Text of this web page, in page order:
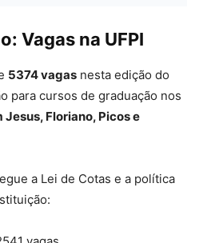
Vagas na UFPI
5374 vagas nesta edição do
para cursos de graduação nos
Jesus, Floriano, Picos e
a Lei de Cotas e a política